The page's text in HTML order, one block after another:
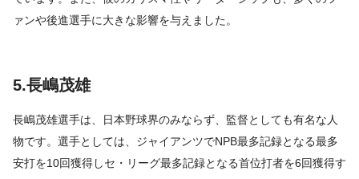
ァンや後進選手に大きな影響を与えました。
5.長嶋茂雄
長嶋茂雄選手は、日本野球界のみならず、監督としても有名な人
物です。選手としては、ジャイアンツでNPB最多記録となる最多
安打を10回獲得しセ・リーグ最多記録となる首位打者を6回獲得す